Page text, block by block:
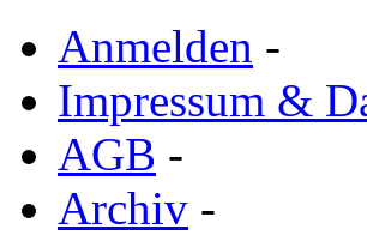
Anmelden -
Impressum &
AGB -
Archiv -